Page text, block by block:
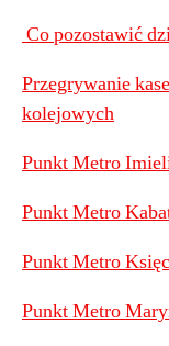
Co pozostawić
Przegrywanie
kolejowych
Punkt Metro
Punkt Metro
Punkt Metro
Punkt Metro